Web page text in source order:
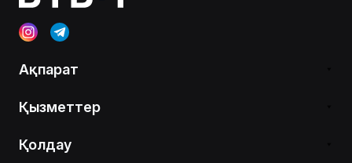
Ақпарат
Қызметтер
Қолдау